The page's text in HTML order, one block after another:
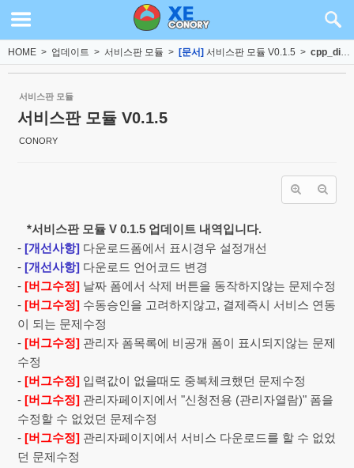
HOME > 업데이트 > 서비스판 모듈 > [문서] 서비스판 모듈 V0.1.5 > cpp_dispBoardContent
서비스판 모듈
서비스판 모듈 V0.1.5
CONORY
*서비스판 모듈 V 0.1.5 업데이트 내역입니다.
- [개선사항] 다운로드폼에서 표시경우 설정개선
- [개선사항] 다운로드 언어코드 변경
- [버그수정] 날짜 폼에서 삭제 버튼을 동작하지않는 문제수정
- [버그수정] 수동승인을 고려하지않고, 결제즉시 서비스 연동
이 되는 문제수정
- [버그수정] 관리자 폼목록에 비공개 폼이 표시되지않는 문제
수정
- [버그수정] 입력값이 없을때도 중복체크했던 문제수정
- [버그수정] 관리자페이지에서 "신청전용 (관리자열람)" 폼을
수정할 수 없었던 문제수정
- [버그수정] 관리자페이지에서 서비스 다운로드를 할 수 없었
던 문제수정